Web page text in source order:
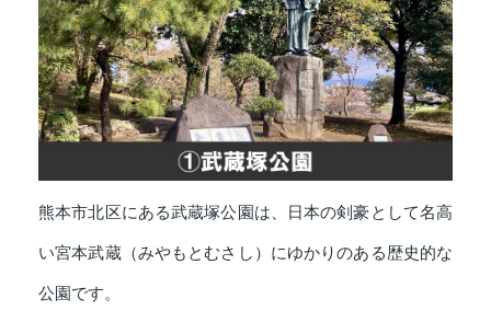
熊本市北区にある武蔵塚公園は、日本の剣豪として名高
い宮本武蔵（みやもとむさし）にゆかりのある歴史的な
公園です。